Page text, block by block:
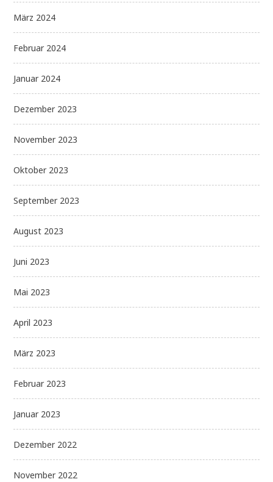
März 2024
Februar 2024
Januar 2024
Dezember 2023
November 2023
Oktober 2023
September 2023
August 2023
Juni 2023
Mai 2023
April 2023
März 2023
Februar 2023
Januar 2023
Dezember 2022
November 2022